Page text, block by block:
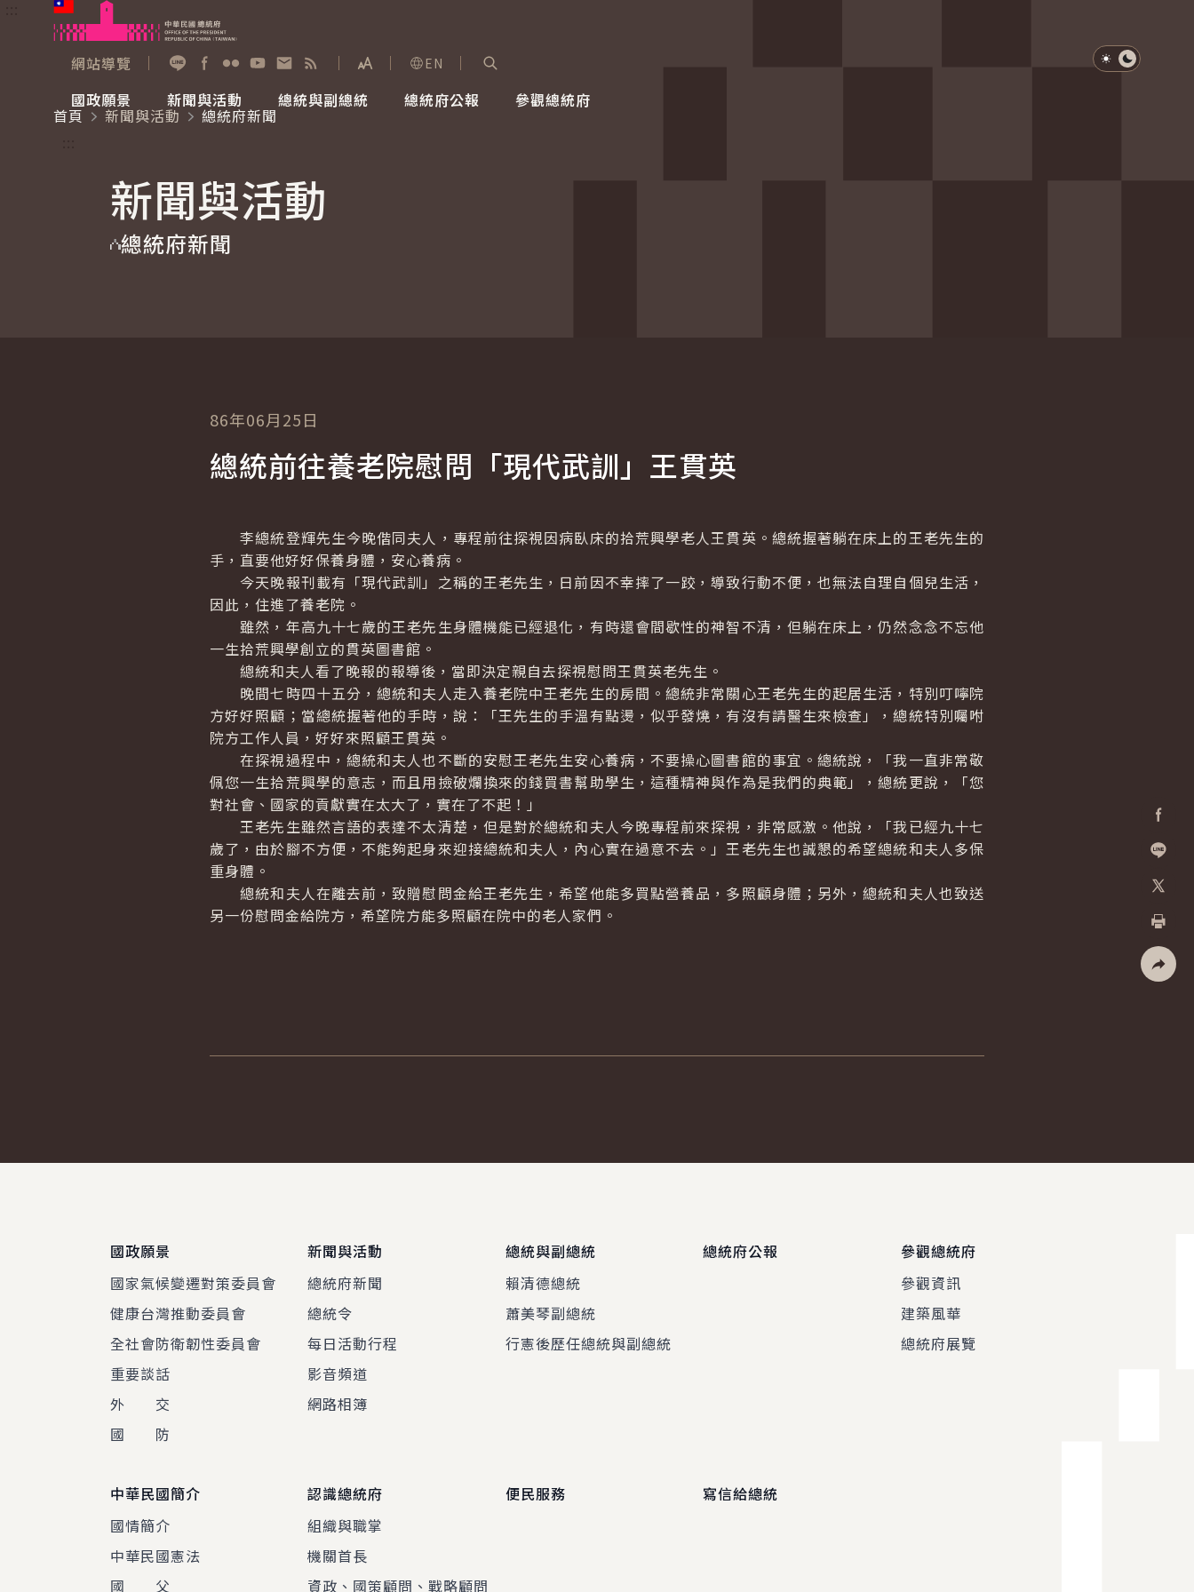
跳到主要內容
網站導覽
展開字級選單
EN
國政願景
國家氣候變遷對策委員會
重要談話
新聞與活動
總統府新聞
影音頻道
總統與副總統
賴清德總統
總統府公報 參觀總統府
參觀資訊
淺色模式
深色模式
首頁
新聞與活動
總統府新聞
新聞與活動
總統府新聞
加入好
列印
86年06月25日
總統前往養老院慰問「現代武訓」王貫英
李總統登輝先生今晚偕同夫人，專程前往探視因病臥床的拾荒興學老人王貫英。總統握著躺在床上的王老先生的
手，直要他好好保養身體，安心養病。
今天晚報刊載有「現代武訓」之稱的王老先生，日前因不幸摔了一跤，導致行動不便，也無法自理自個兒生活，
因此，住進了養老院。
雖然，年高九十七歲的王老先生身體機能已經退化，有時還會間歇性的神智不清，但躺在床上，仍然念念不忘他
一生拾荒興學創立的貫英圖書館。
總統和夫人看了晚報的報導後，當即決定親自去探視慰問王貫英老先生。
晚間七時四十五分，總統和夫人走入養老院中王老先生的房間。總統非常關心王老先生的起居生活，特別叮嚀院
方好好照顧；當總統握著他的手時，說：「王先生的手溫有點燙，似乎發燒，有沒有請醫生來檢查」，總統特別囑咐
院方工作人員，好好來照顧王貫英。
在探視過程中，總統和夫人也不斷的安慰王老先生安心養病，不要操心圖書館的事宜。總統說，「我一直非常敬
佩您一生拾荒興學的意志，而且用撿破爛換來的錢買書幫助學生，這種精神與作為是我們的典範」，總統更說，「您
對社會、國家的貢獻實在太大了，實在了不起！」
王老先生雖然言語的表達不太清楚，但是對於總統和夫人今晚專程前來探視，非常感激。他說，「我已經九十七
歲了，由於腳不方便，不能夠起身來迎接總統和夫人，內心實在過意不去。」王老先生也誠懇的希望總統和夫人多保
重身體。
總統和夫人在離去前，致贈慰問金給王老先生，希望他能多買點營養品，多照顧身體；另外，總統和夫人也致送
另一份慰問金給院方，希望院方能多照顧在院中的老人家們。
國政願景
國家氣候變遷對策委員會
健康台灣推動委員會
全社會防衛韌性委員會
重要談話
外 交
國 防
新聞與活動
總統府新聞
總統令
每日活動行程
影音頻道
網路相簿
總統與副總統
賴清德總統
蕭美琴副總統
行憲後歷任總統與副總統
總統府公報
參觀總統府
參觀資訊
建築風華
總統府展覽
中華民國簡介
國情簡介
中華民國憲法
國 父
認識總統府
組織與職掌
機關首長
資政、國策顧問、戰略顧問
便民服務 寫信給總統